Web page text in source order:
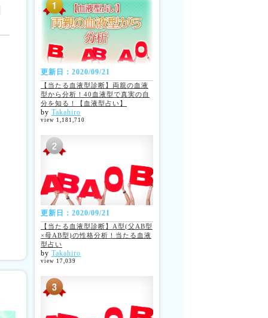
更新日：2020/09/21
【当たる血液型診断】両親の血液
型から分析！40血液型で真実の自
分を知る！【血液型占い】
by Takahiro
view 1,181,710
更新日：2020/09/21
【当たる血液型診断】A型(父AB型
×母AB型)の性格分析！当たる血液
型占い
by Takahiro
view 17,039